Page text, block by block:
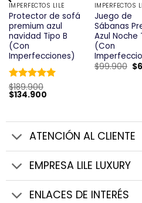
IMPERFECTOS LILÉ
Protector de sofá
premium azul
navidad Tipo B
(Con
Imperfecciones)
Valorado
con5de 5
$189.900
El
precio
$189.900.
$134.900El
$134.900.
IMPERFECTOS
Juego de
Sábanas
Azul Noche
(Con
$99.900 El
$
ATENCIÓN AL CLIENTE
EMPRESA LILE LUXURY
ENLACES DE INTERÉS